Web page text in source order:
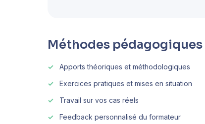
Méthodes pédagogiques
Apports théoriques et méthodologiques
Exercices pratiques et mises en situation
Travail sur vos cas réels
Feedback personnalisé du formateur